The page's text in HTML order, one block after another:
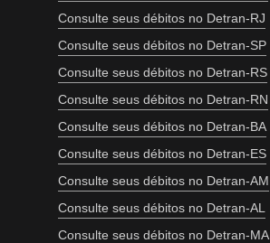
Consulte seus débitos no Detran-RJ
Consulte seus débitos no Detran-SP
Consulte seus débitos no Detran-RS
Consulte seus débitos no Detran-RN
Consulte seus débitos no Detran-BA
Consulte seus débitos no Detran-ES
Consulte seus débitos no Detran-AM
Consulte seus débitos no Detran-AL
Consulte seus débitos no Detran-MA